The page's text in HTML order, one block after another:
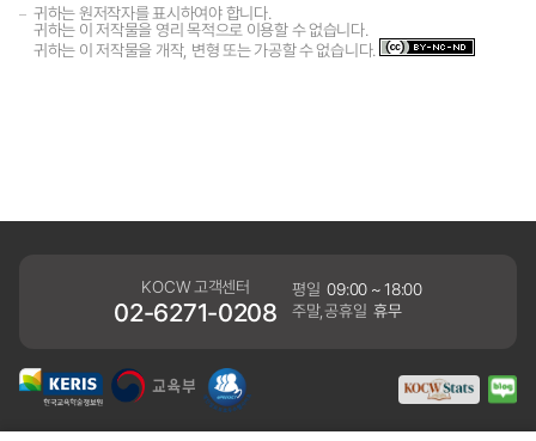
귀하는 원저작자를 표시하여야 합니다.
귀하는 이 저작물을 영리 목적으로 이용할 수 없습니다.
귀하는 이 저작물을 개작, 변형 또는 가공할 수 없습니다.
KOCW 고객센터
02-6271-0208
평일 09:00 ~ 18:00
주말,공휴일 휴무